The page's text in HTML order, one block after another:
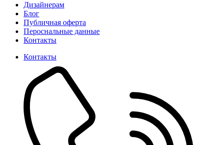
Дизайнерам
Блог
Публичная оферта
Пероснальные данные
Контакты
Контакты